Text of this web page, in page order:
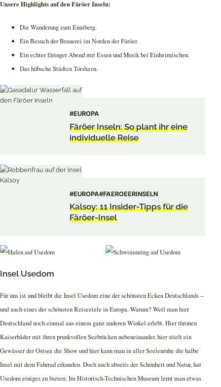
Unsere Highlights auf den Färöer Inseln:
Die Wanderung zum Enniberg.
Ein Besuch der Brauerei im Norden der Färöer.
Ein echter färinger Abend mit Essen und Musik bei Einheimischen.
Das hübsche Städten Tórshavn.
#EUROPA
Färöer Inseln: So plant ihr eine
individuelle Reise
#EUROPA#FAEROEERINSELN
Kalsoy: 11 Insider-Tipps für die
Färöer-Insel
Insel Usedom
Für uns ist und bleibt die Insel Usedom eine der schönsten Ecken Deutschlands –
und auch eines der schönsten Reiseziele in Europa. Warum? Weil man hier
Deutschland noch einmal aus einem ganz anderen Winkel erlebt. Hier thronen
Kaiserbäder mit ihren prunkvollen Seebrücken nebeneinander, hier stielt ein
Gewässer der Ostsee die Show und hier kann man in aller Seelenruhe die halbe
Insel mit dem Fahrrad erkunden. Doch auch abseits der Schönheit und Natur, hat
Usedom einiges zu bieten: Im Historisch-Technischen Museum lernt man etwas